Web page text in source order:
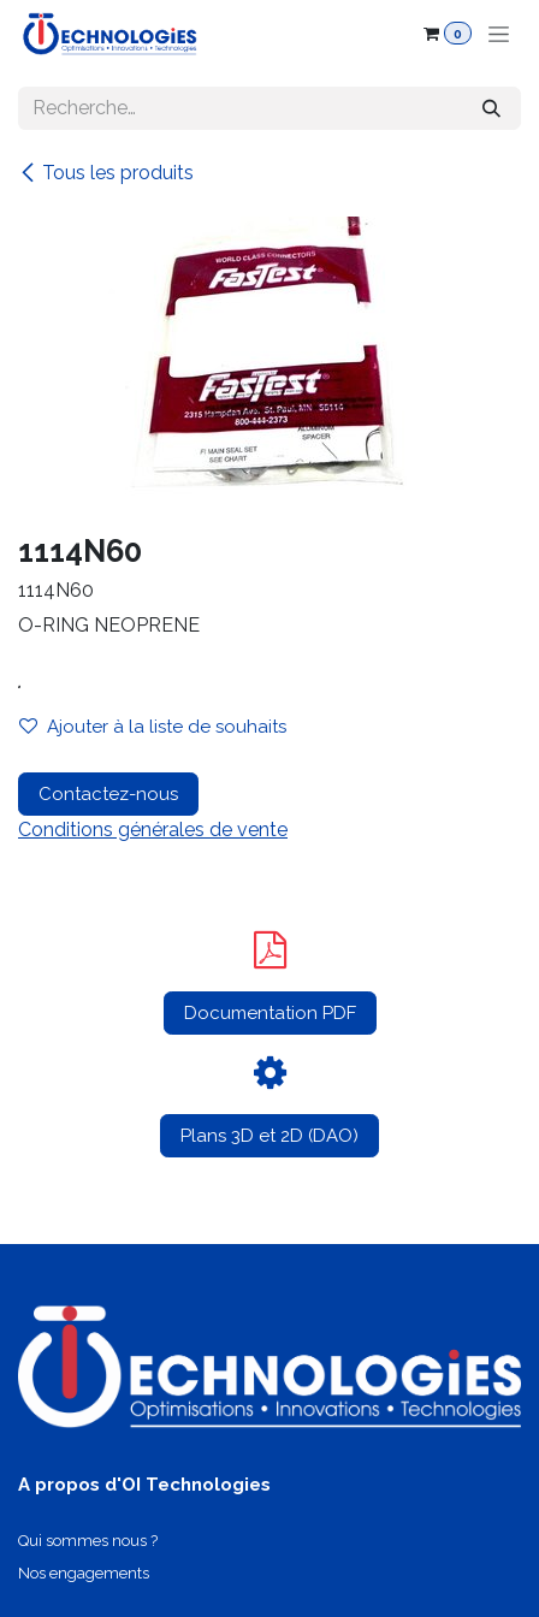
Se rendre au contenu
0
Tous les produits
1114N60
1114N60
O-RING NEOPRENE
.
Ajouter à la liste de souhaits
Contactez-nous
Conditions générales de vente
Documentation PDF
Plans 3D et 2D (DAO)
A propos d'OI Technologies
Qui sommes nous ?
Nos engagements